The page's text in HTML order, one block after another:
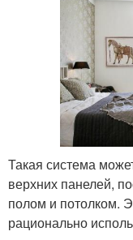
Такая система
верхних панелей,
полом и потолком.
рационально